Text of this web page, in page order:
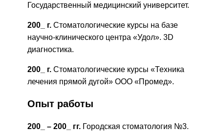
Государственный медицинский университет.
200_ г. Стоматологические курсы на базе
научно-клинического центра «Удол». 3D
диагностика.
200_ г. Стоматологические курсы «Техника
лечения прямой дугой» ООО «Промед».
Опыт работы
200_ – 200_ гг. Городская стоматология №3.